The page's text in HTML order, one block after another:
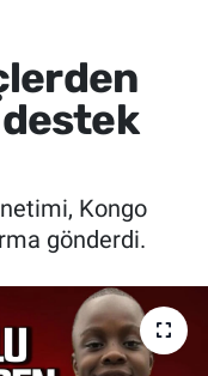
Kongo
gönderdi.